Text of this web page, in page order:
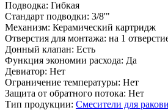
Подводка: Гибкая
Стандарт подводки: 3/8'"
Механизм: Керамический картридж
Отверстия для монтажа: на 1
Донный клапан: Есть
Функция экономии расхода: Да
Девиатор: Нет
Ограничение температуры: Нет
Защита от обратного потока: Нет
Тип продукции: Смесители для